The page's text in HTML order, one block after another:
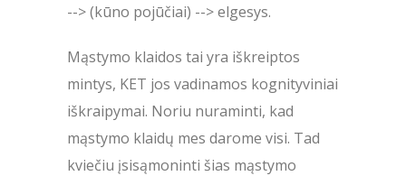
--> (kūno pojūčiai) --> elgesys.
Mąstymo klaidos tai yra iškreiptos
mintys, KET jos vadinamos kognityviniai
iškraipymai. Noriu nuraminti, kad
mąstymo klaidų mes darome visi. Tad
kviečiu įsisąmoninti šias mąstymo